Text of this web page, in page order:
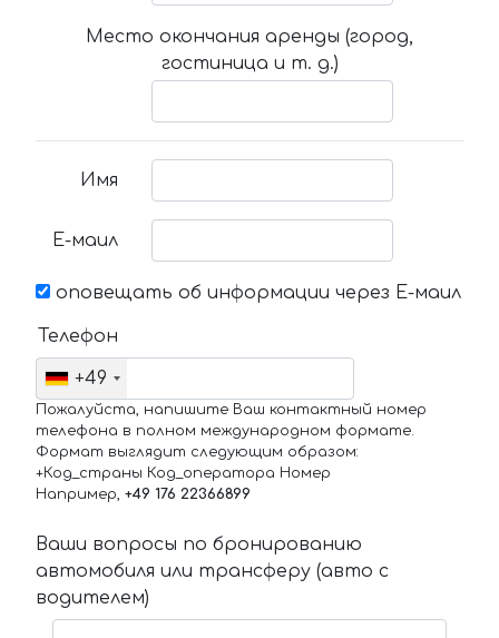
Место окончания аренды (город,
гостиница и т. д.)
Имя
Е-маил
оповещать об информации через Е-маил
Телефон
+49
Пожалуйста, напишите Ваш контактный номер
телефона в полном международном формате.
Формат выглядит следующим образом:
+Код_страны Код_оператора Номер
Например, +49 176 22366899
Ваши вопросы по бронированию
автомобиля или трансферу (авто с
водителем)